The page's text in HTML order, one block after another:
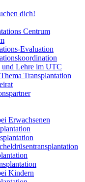
dich!
Centrum
Evaluation
und Lehre im UTC
Transplantation
Erwachsenen
Kindern